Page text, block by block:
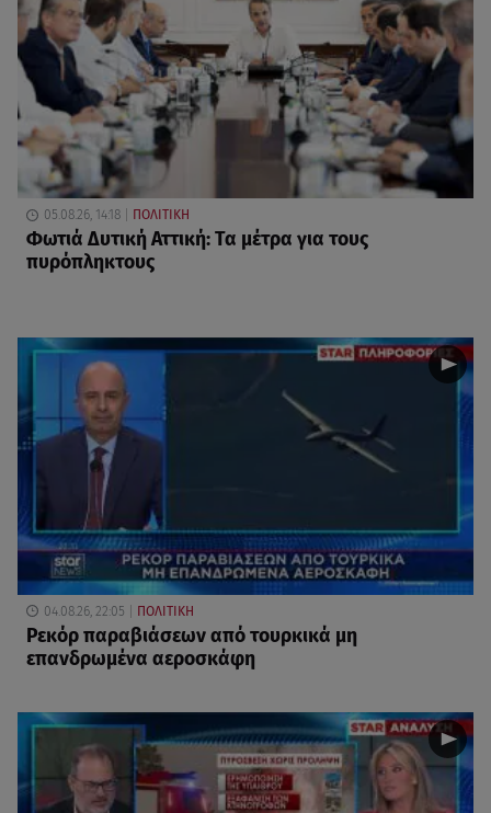
05.08.26, 14:18 ΠΟΛΙΤΙΚΗ
Φωτιά Δυτική Αττική: Τα μέτρα για τους
πυρόπληκτους
04.08.26, 22:05 ΠΟΛΙΤΙΚΗ
Ρεκόρ παραβιάσεων από τουρκικά μη
επανδρωμένα αεροσκάφη